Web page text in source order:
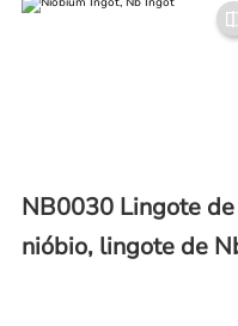
NB0030 Lingote de
nióbio, lingote de